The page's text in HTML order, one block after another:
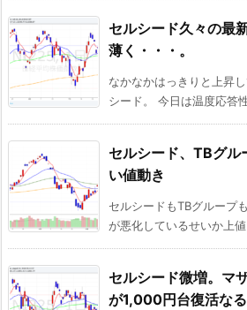
セルシード久々の最
薄く・・・。
なかなかはっきりと上昇
シード。 今日は温度応答
セルシード、TBグル
い値動き
セルシードもTBグループ
が悪化しているせいか上
セルシード微増。マ
が1,000円台復活な